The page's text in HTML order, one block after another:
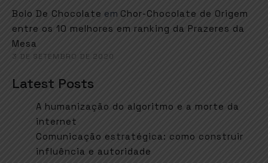
Bolo De Chocolate em Chor-Chocolate de Origem
entre os 10 melhores em ranking da Prazeres da
Mesa
3 DE SETEMBRO DE 2020
Latest Posts
A humanização do algoritmo e a morte da
internet
Comunicação estratégica: como construir
influência e autoridade